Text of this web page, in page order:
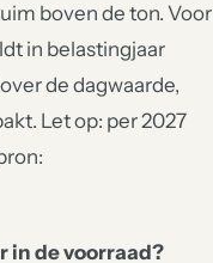
boven de ton. Voor
in belastingjaar
de dagwaarde,
Let op: per 2027
in de voorraad?